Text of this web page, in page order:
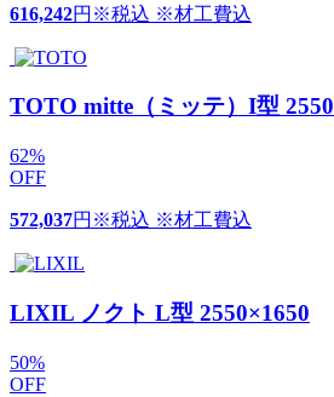
616,242円 ※税込 ※材工費込
TOTO mitte（ミッテ）I型 2550
62%
OFF
572,037円 ※税込 ※材工費込
LIXIL ノクト L型 2550×1650
50%
OFF